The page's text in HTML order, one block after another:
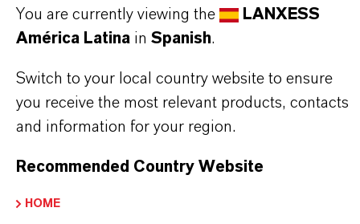
productos. Al seleccionar una opción de los menús
desplegables, aparecerán los enlaces de descarga.
TDS Empty
You are currently viewing the
LANXESS
América Latina in Spanish.
Switch to your local country website to ensure
you receive the most relevant products, contacts
and information for your region.
Recommended Country Website
HOME